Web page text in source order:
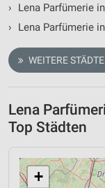
›
Lena Parfümerie
›
Lena Parfümerie
WEITERE STÄDTE
Lena
Top Städten
+